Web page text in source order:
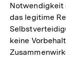
Notwendigkeit
das legitime
keine